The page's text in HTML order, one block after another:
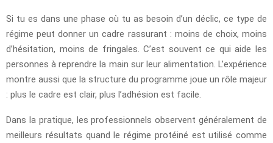
Si tu es dans une phase où tu as besoin d’un déclic, ce type de
régime peut donner un cadre rassurant : moins de choix, moins
d’hésitation, moins de fringales. C’est souvent ce qui aide les
personnes à reprendre la main sur leur alimentation. L’expérience
montre aussi que la structure du programme joue un rôle majeur
: plus le cadre est clair, plus l’adhésion est facile.
Dans la pratique, les professionnels observent généralement de
meilleurs résultats quand le régime protéiné est utilisé comme